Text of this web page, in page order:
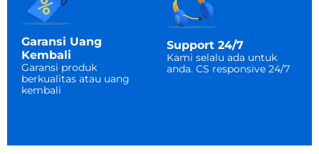
Garansi Uang
Kembali
Garansi produk
berkualitas atau uang
kembali
Support 24/7
Kami selalu ada untuk
anda. CS responsive 24/7​